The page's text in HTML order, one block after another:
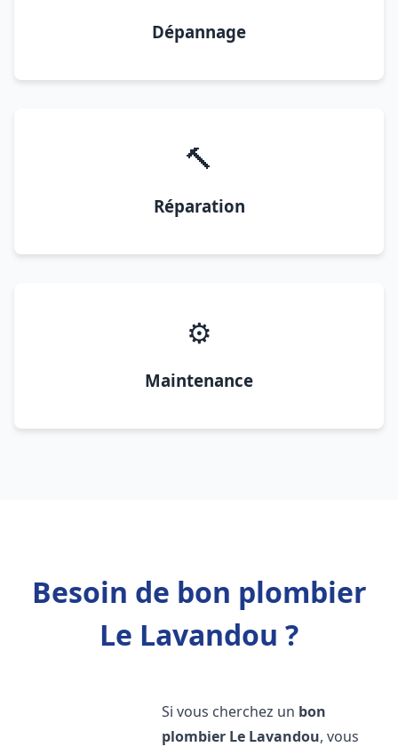
Dépannage
🔨
Réparation
⚙️
Maintenance
Besoin de bon plombier
Le Lavandou ?
Si vous cherchez un bon
plombier Le Lavandou, vous